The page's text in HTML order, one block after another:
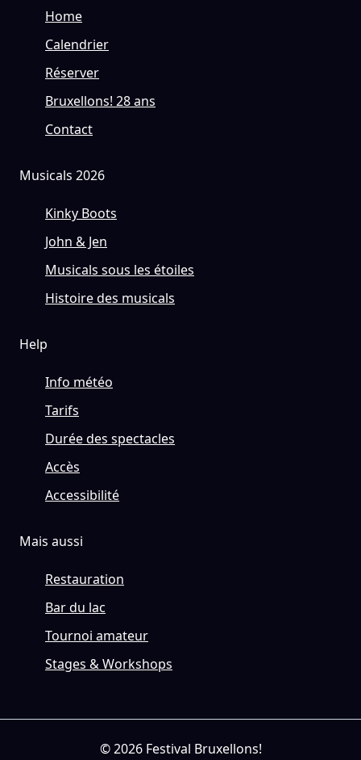
Home
Calendrier
Réserver
Bruxellons! 28 ans
Contact
Musicals 2026
Kinky Boots
John & Jen
Musicals sous les étoiles
Histoire des musicals
Help
Info météo
Tarifs
Durée des spectacles
Accès
Accessibilité
Mais aussi
Restauration
Bar du lac
Tournoi amateur
Stages & Workshops
© 2026 Festival Bruxellons!